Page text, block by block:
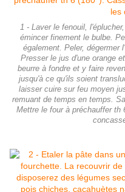
1 - Laver le fenouil,
émincer finement le bulbe.
également. Peler, dégermer
Presser le jus d'une orange
beurre à fondre et y faire
jusqu'à ce qu'ils soient
laisser cuire sur feu moyen
remuant de temps en temps.
Mettre le four à préchauffer th